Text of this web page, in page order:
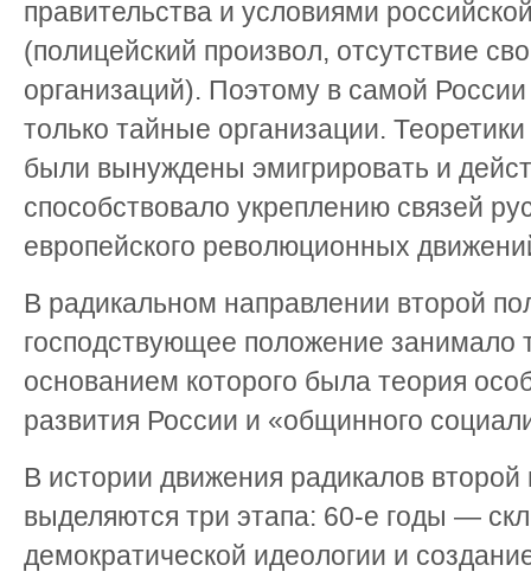
правительства и условиями
(полицейский произвол, отсутствие
организаций). Поэтому в самой
только тайные организации.
были вынуждены эмигрировать и
способствовало укреплению связей
европейского революционных
В радикальном направлении второй
господствующее положение занимало
основанием которого была теория
развития России и «общинного
В истории движения радикалов
выделяются три этапа: 60-е годы —
демократической идеологии и